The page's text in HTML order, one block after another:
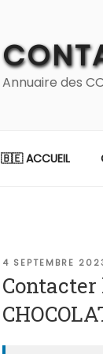
Annuaire des
🇧🇪 ACCUEIL
PUBLIÉ
4 SEPTEMBRE